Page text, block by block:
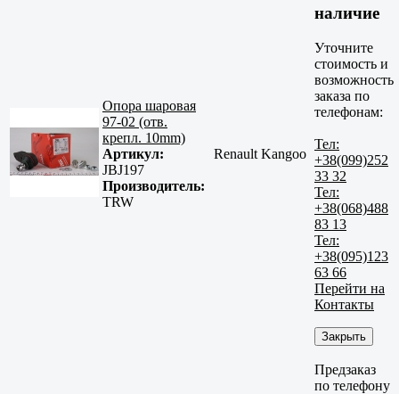
Опора шаровая
97-02 (отв.
крепл. 10mm)
Артикул:
JBJ197
Производитель:
TRW
Renault Kangoo
наличие
Уточните
стоимость и
возможность
заказа по
телефонам:
Тел:
+38(099)252
33 32
Тел:
+38(068)488
83 13
Тел:
+38(095)123
63 66
Перейти на
Контакты
Закрыть
Предзаказ
по телефону